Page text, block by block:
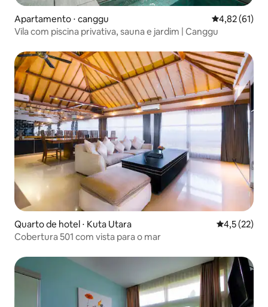
Apartamento ⋅ canggu 4,82 de uma
4,82 (61)
Vila com piscina privativa, sauna e jardim | Canggu
Quarto de hotel ⋅ Kuta Utara 4,5 de uma
4,5 (22)
Cobertura 501 com vista para o mar